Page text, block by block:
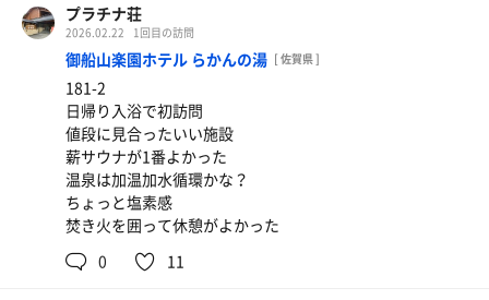
プラチナ荘
2026.02.22 1回目の訪問
御船山楽園ホテル らかんの湯 [ 佐賀県 ]
181-2
日帰り入浴で初訪問
値段に見合ったいい施設
薪サウナが1番よかった
温泉は加温加水循環かな？
ちょっと塩素感
焚き火を囲って休憩がよかった
0
11